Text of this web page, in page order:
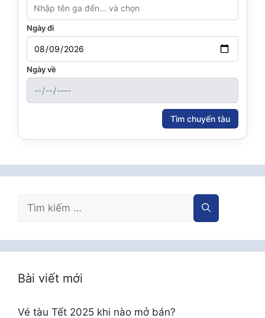
Ngày đi
Ngày về
Tìm chuyến tàu
Tìm
kiếm
Bài viết mới
Vé tàu Tết 2025 khi nào mở bán?